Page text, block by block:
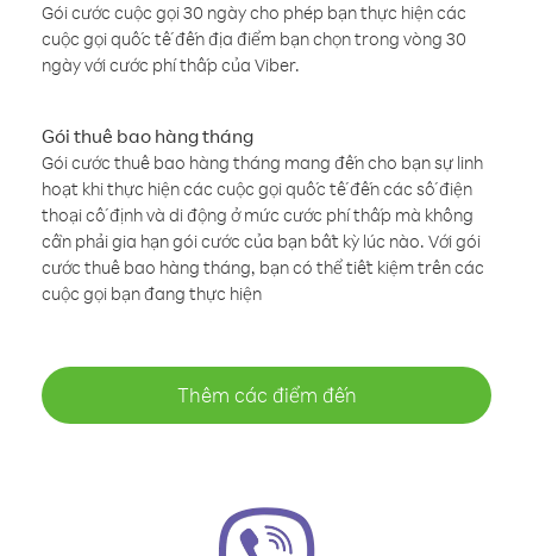
Gói cước cuộc gọi 30 ngày cho phép bạn thực hiện các
cuộc gọi quốc tế đến địa điểm bạn chọn trong vòng 30
ngày với cước phí thấp của Viber.
Gói thuê bao hàng tháng
Gói cước thuê bao hàng tháng mang đến cho bạn sự linh
hoạt khi thực hiện các cuộc gọi quốc tế đến các số điện
thoại cố định và di động ở mức cước phí thấp mà không
cần phải gia hạn gói cước của bạn bất kỳ lúc nào. Với gói
cước thuê bao hàng tháng, bạn có thể tiết kiệm trên các
cuộc gọi bạn đang thực hiện
Thêm các điểm đến